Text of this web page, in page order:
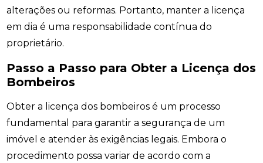
alterações ou reformas. Portanto, manter a licença
em dia é uma responsabilidade contínua do
proprietário.
Passo a Passo para Obter a Licença dos
Bombeiros
Obter a licença dos bombeiros é um processo
fundamental para garantir a segurança de um
imóvel e atender às exigências legais. Embora o
procedimento possa variar de acordo com a